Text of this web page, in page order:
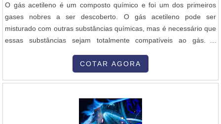
O gás acetileno é um composto químico e foi um dos primeiros
gases nobres a ser descoberto. O gás acetileno pode ser
misturado com outras substâncias químicas, mas é necessário que
essas substâncias sejam totalmente compatíveis ao gás. A
espectrofotômetros. Sabendo da função deste produto, podemos
COTAR AGORA